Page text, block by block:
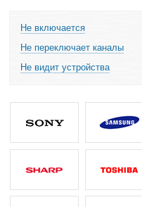
Не включается
Не переключает каналы
Не видит устройства